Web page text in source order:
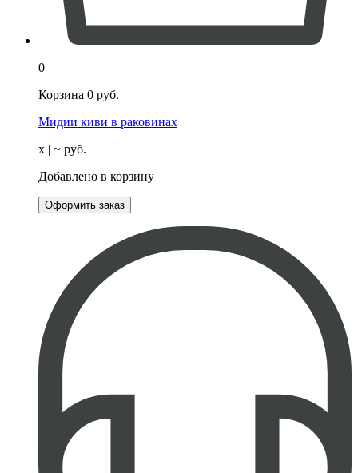
0
Корзина 0 руб.
Мидии киви в раковинах
х | ~ руб.
Добавлено в корзину
Оформить заказ